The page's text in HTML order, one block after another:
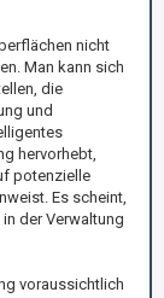
nicht
Man kann sich
die
und
hervorhebt,
potenzielle
Es scheint,
der Verwaltung
voraussichtlich